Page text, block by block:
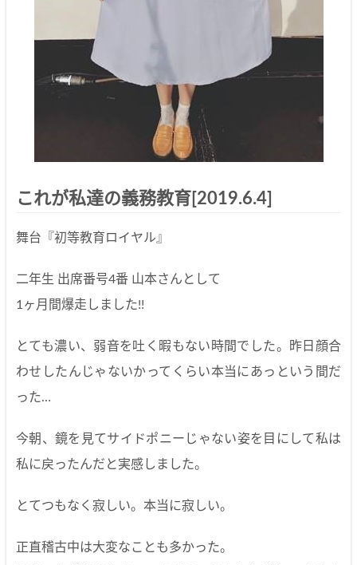
これが私達の義務教育[2019.6.4]
舞台『初等教育ロイヤル』
二年生 出席番号4番 山本さんとして
1ヶ月間爆走しました!!
とても濃い、弱音を吐く暇もない時間でした。昨日顔合
わせしたんじゃないかってくらい本当にあっという間だ
った…
今朝、鏡を見てサイドポニーじゃない姿を目にして私は
私に戻ったんだと実感しました。
とてつもなく寂しい。本当に寂しい。
正直稽古中は大変なことも多かった。